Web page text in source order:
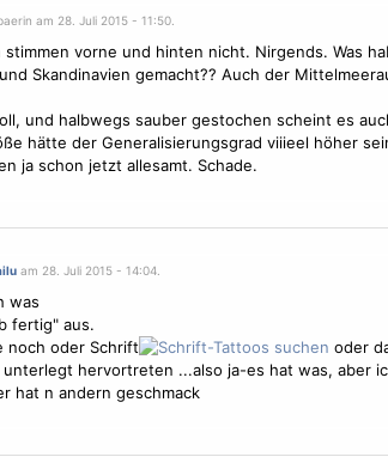
am 28. Juli 2015 - 11:50.
stimmen vorne und hinten nicht. Nirgends. Was
Skandinavien gemacht?? Auch der
und halbwegs sauber gestochen scheint es
hätte der Generalisierungsgrad viiieel höher
ja schon jetzt allesamt. Schade.
am 28. Juli 2015 - 14:04.
was
fertig" aus.
noch oder Schrift
oder
unterlegt hervortreten ...also ja-es hat was, aber
hat n andern geschmack